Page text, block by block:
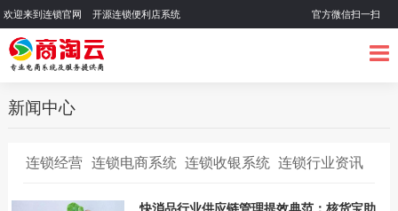
欢迎来到连锁官网 开源连锁便利店系统 官方微信扫一扫
新闻中心
连锁经营 连锁电商系统 连锁收银系统 连锁行业资讯
快消品行业供应链管理提效典范：核货宝助